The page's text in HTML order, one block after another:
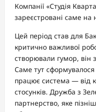
Компанії «Студія
зареєстровані саме на
Цей період став для
критично важливої
створювали гумор, він
Саме тут сформувалося
працює система — від
стосунків. Дружба з
партнерство, яке